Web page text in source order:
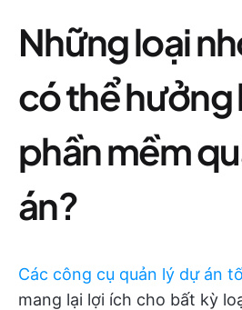
Những loại
có thể hưởng
phần mềm
án?
Các công cụ quản lý dự án
mang lại lợi ích cho bất kỳ